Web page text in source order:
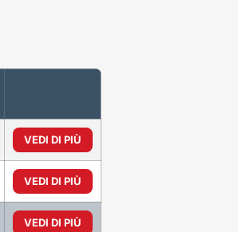
VEDI DI PIÙ
VEDI DI PIÙ
VEDI DI PIÙ